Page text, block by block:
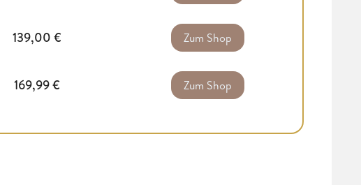
139,00 € Zum Shop
169,99€ Zum Shop